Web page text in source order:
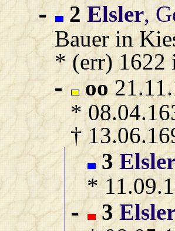
- 2 Elsler,
Bauer in
* (err) 1622
- oo
*
†
3
*
- 3